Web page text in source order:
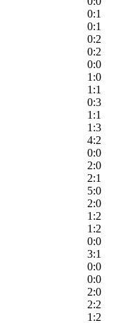
0:1
0:1
0:2
0:2
0:0
1:0
1:1
0:3
1:1
1:3
4:2
0:0
2:0
2:1
5:0
2:0
1:2
1:2
0:0
3:1
0:0
0:0
2:0
2:2
1:2